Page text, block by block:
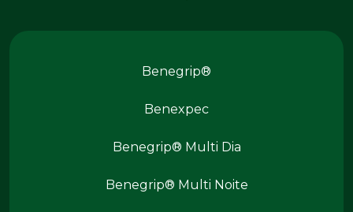
Produtos Benegrip
Benegrip®
Benexpec
Benegrip® Multi Dia
Benegrip® Multi Noite